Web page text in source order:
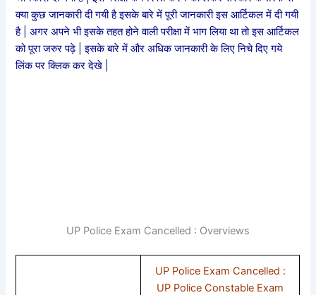
क्या कुछ जानकारी दी गयी है इसके बारे में पूरी जानकारी इस आर्टिकल में दी गयी
है | अगर अपने भी इसके तहत होने वाली परीक्षा में भाग लिया था तो इस आर्टिकल
को पूरा जरुर पढ़े | इसके बारे में और अधिक जानकारी के लिए निचे दिए गये
लिंक पर क्लिक कर देखे |
UP Police Exam Cancelled : Overviews
UP Police Exam Cancelled :
UP Police Constable Exam